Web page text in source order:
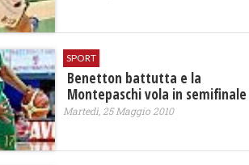
SPORT
Benetton battutta e la
Montepaschi vola in semifinale
Martedì, 25 Maggio 2010